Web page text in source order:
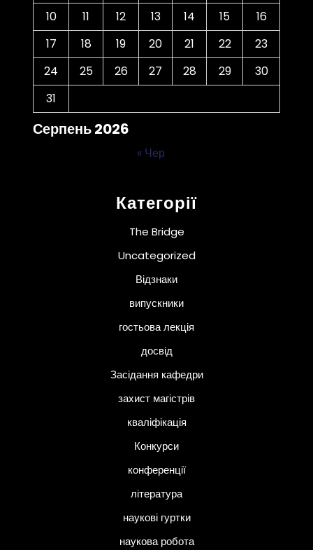
Серпень 2026
10
11 12 13 14 15
16
17
18 19 20 21 22
23
24
25 26 27 28 29
30
31
« Чер
Категорії
The Bridge
Uncategorized
Відзнаки
випускники
гостьова лекція
досвід
Засідання кафедри
захист магістрів
кваліфікація
Конкурси
конференції
література
наукові гуртки
наукова робота